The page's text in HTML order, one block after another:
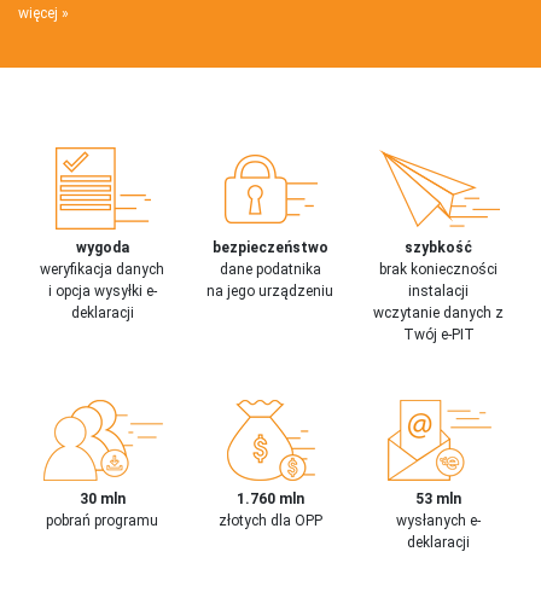
więcej
wygoda
weryfikacja danych
i opcja wysyłki e-
deklaracji
bezpieczeństwo
dane podatnika
na jego urządzeniu
szybkość
brak konieczności
instalacji
wczytanie danych z
Twój e-PIT
30 mln
pobrań programu
1.760 mln
złotych dla OPP
53 mln
wysłanych e-
deklaracji